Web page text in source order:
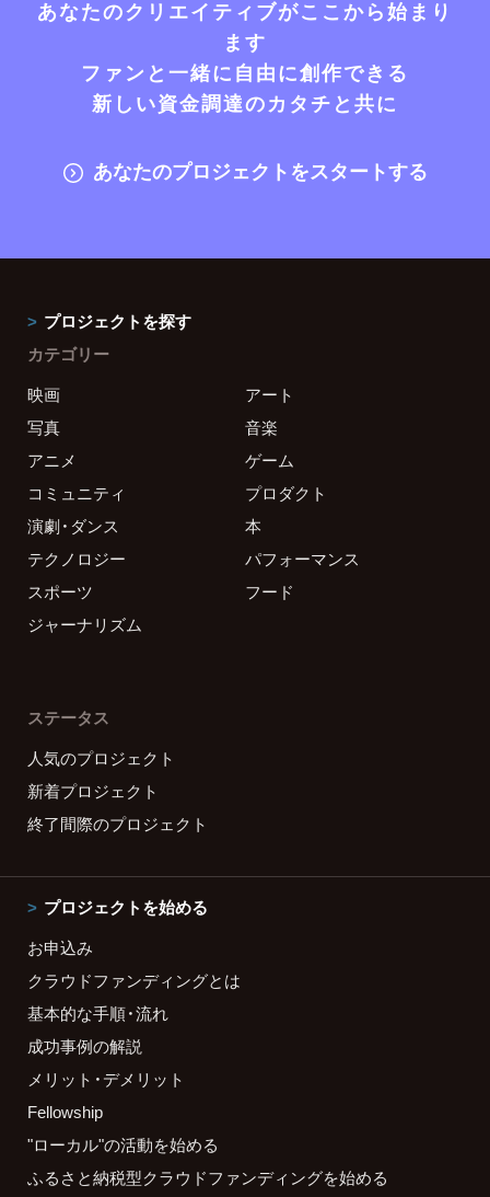
あなたのクリエイティブがここから始まり
ます
ファンと一緒に自由に創作できる
新しい資金調達のカタチと共に
あなたのプロジェクトをスタートする
プロジェクトを探す
カテゴリー
映画
アート
写真
音楽
アニメ
ゲーム
コミュニティ
プロダクト
演劇・ダンス
本
テクノロジー
パフォーマンス
スポーツ
フード
ジャーナリズム
ステータス
人気のプロジェクト
新着プロジェクト
終了間際のプロジェクト
プロジェクトを始める
お申込み
クラウドファンディングとは
基本的な手順・流れ
成功事例の解説
メリット・デメリット
Fellowship
"ローカル"の活動を始める
ふるさと納税型クラウドファンディングを始める